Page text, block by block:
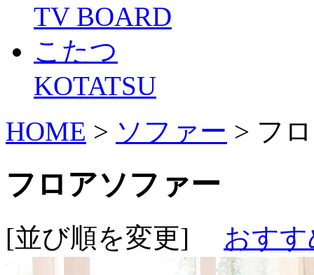
TV BOARD
こたつ
KOTATSU
HOME > ソファー > フ
フロアソファー
[並び順を変更] おす